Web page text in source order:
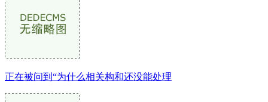
正在被问到“为什么相关构和还没能处理